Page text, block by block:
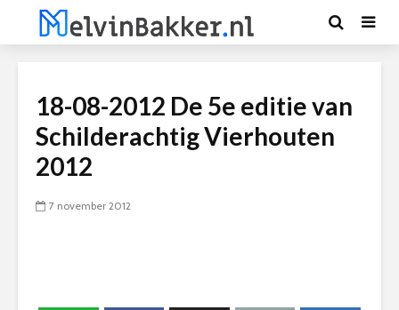
18-08-2012 De 5e editie van
Schilderachtig Vierhouten
2012
7 november 2012